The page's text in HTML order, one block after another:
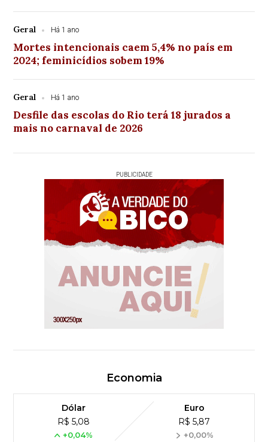
Geral Há 1 ano
Mortes intencionais caem 5,4% no país em
2024; feminicídios sobem 19%
Geral Há 1 ano
Desfile das escolas do Rio terá 18 jurados a
mais no carnaval de 2026
PUBLICIDADE
Economia
Dólar
R$ 5,08
+0,04%
Euro
R$ 5,87
+0,00%